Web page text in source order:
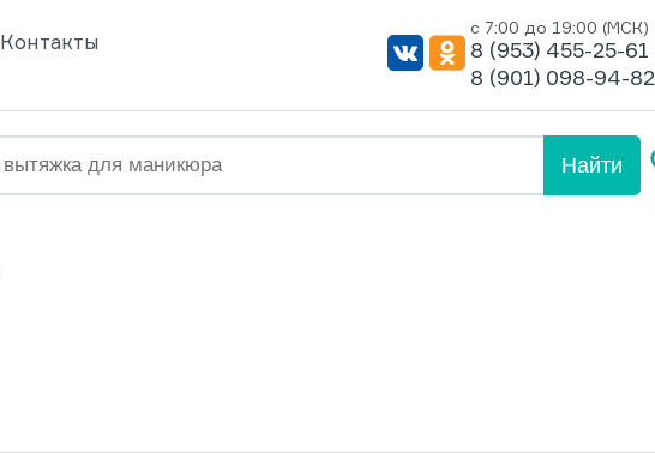
Контакты
с 7:00 до 19:00 (МСК)
8 (953) 455-25-61
8 (901) 098-94-82
Найти